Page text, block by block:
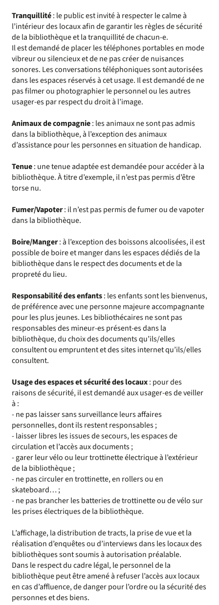
Tranquillité: le public est invité à respecter le calme à
l’intérieur des locaux afin de garantir les règles de sécurité
de la bibliothèque et la tranquillité de chacun-e.
Il est demandé de placer les téléphones portables en mode
vibreur ou silencieux et de ne pas créer de nuisances
sonores. Les conversations téléphoniques sont autorisées
dans les espaces réservés à cet usage. Il est demandé de ne
pas filmer ou photographier le personnel ou les autres
usager-es par respect du droit à l’image.
Animaux de compagnie: les animaux ne sont pas admis
dans la bibliothèque, à l’exception des animaux
d’assistance pour les personnes en situation de handicap.
Tenue: une tenue adaptée est demandée pour accéder à la
bibliothèque. À titre d’exemple, il n’est pas permis d’être
torse nu.
Fumer/Vapoter: il n’est pas permis de fumer ou de vapoter
dans la bibliothèque.
Boire/Manger: à l’exception des boissons alcoolisées, il est
possible de boire et manger dans les espaces dédiés de la
bibliothèque dans le respect des documents et de la
propreté du lieu.
Responsabilité des enfants: les enfants sont les bienvenus,
de préférence avec une personne majeure accompagnante
pour les plus jeunes. Les bibliothécaires ne sont pas
responsables des mineur-es présent-es dans la
bibliothèque, du choix des documents qu’ils/elles
consultent ou empruntent et des sites internet qu’ils/elles
consultent.
Usage des espaces et sécurité des locaux: pour des
raisons de sécurité, il est demandé aux usager-es de veiller
à :
- ne pas laisser sans surveillance leurs affaires
personnelles, dont ils restent responsables ;
- laisser libres les issues de secours, les espaces de
circulation et l’accès aux documents ;
- garer leur vélo ou leur trottinette électrique à l’extérieur
de la bibliothèque ;
- ne pas circuler en trottinette, en rollers ou en
skateboard… ;
- ne pas brancher les batteries de trottinette ou de vélo sur
les prises électriques de la bibliothèque.
L’affichage, la distribution de tracts, la prise de vue et la
réalisation d’enquêtes ou d’interviews dans les locaux des
bibliothèques sont soumis à autorisation préalable.
Dans le respect du cadre légal, le personnel de la
bibliothèque peut être amené à refuser l’accès aux locaux
en cas d’affluence, de danger pour l’ordre ou la sécurité des
personnes et des biens.